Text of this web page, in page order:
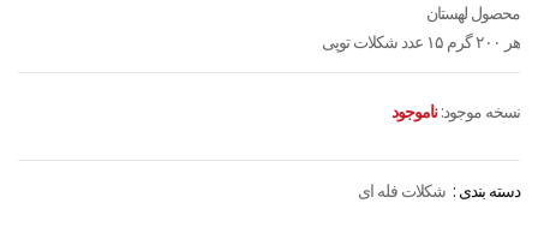
محصول لهستان
هر ۲۰۰ گرم ۱۵ عدد شکلات توپی
نسخه موجود: ناموجود
دسته بندی : شکلات فله ای